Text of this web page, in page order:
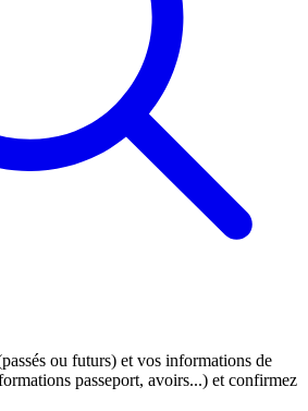
ou futurs) et vos informations de
passeport, avoirs...) et confirmez